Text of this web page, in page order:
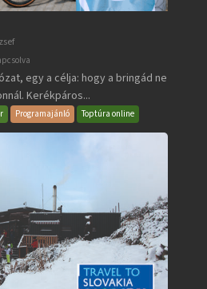
egy a célja: hogy a bringád ne
Kerékpáros...
Programajánló Toptúra online